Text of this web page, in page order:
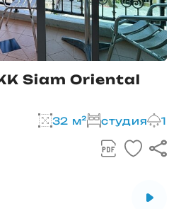
Siam Oriental
32 м² студия 1